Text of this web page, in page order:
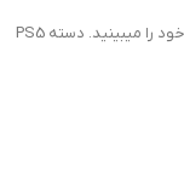
را بزنید. همه ی لوازم جانبی های متصل به دستگاه خود را میبینید. دسته PS5